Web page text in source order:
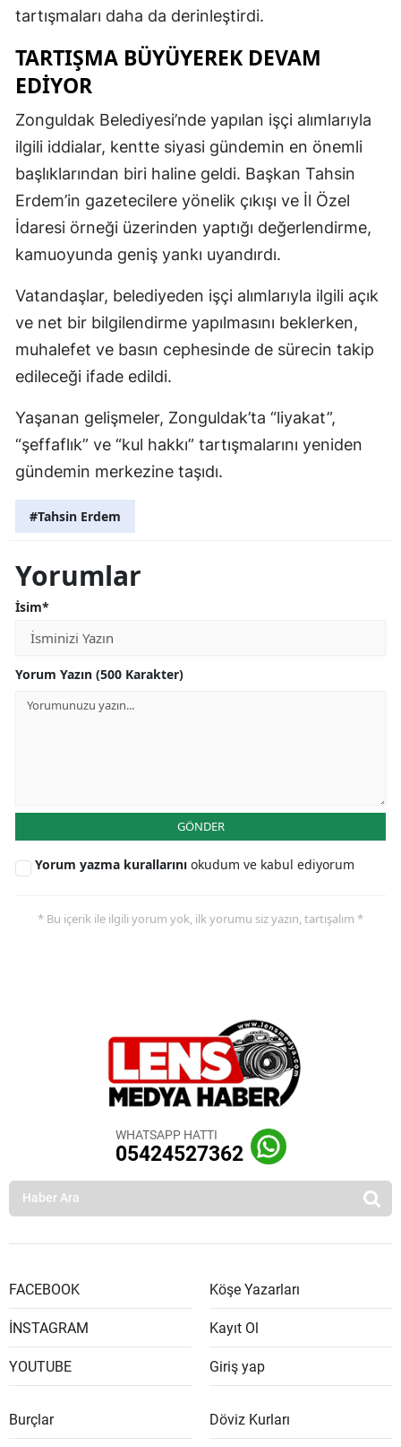
tartışmaları daha da derinleştirdi.
TARTIŞMA BÜYÜYEREK DEVAM
EDİYOR
Zonguldak Belediyesi’nde yapılan işçi alımlarıyla
ilgili iddialar, kentte siyasi gündemin en önemli
başlıklarından biri haline geldi. Başkan Tahsin
Erdem’in gazetecilere yönelik çıkışı ve İl Özel
İdaresi örneği üzerinden yaptığı değerlendirme,
kamuoyunda geniş yankı uyandırdı.
Vatandaşlar, belediyeden işçi alımlarıyla ilgili açık
ve net bir bilgilendirme yapılmasını beklerken,
muhalefet ve basın cephesinde de sürecin takip
edileceği ifade edildi.
Yaşanan gelişmeler, Zonguldak’ta “liyakat”,
“şeffaflık” ve “kul hakkı” tartışmalarını yeniden
gündemin merkezine taşıdı.
#Tahsin Erdem
Yorumlar
İsim*
Yorum Yazın (500 Karakter)
GÖNDER
Yorum yazma kurallarını okudum ve kabul ediyorum
* Bu içerik ile ilgili yorum yok, ilk yorumu siz yazın, tartışalım *
WHATSAPP HATTI
05424527362
FACEBOOK
İNSTAGRAM
YOUTUBE
Köşe Yazarları
Kayıt Ol
Giriş yap
Burçlar Döviz Kurları